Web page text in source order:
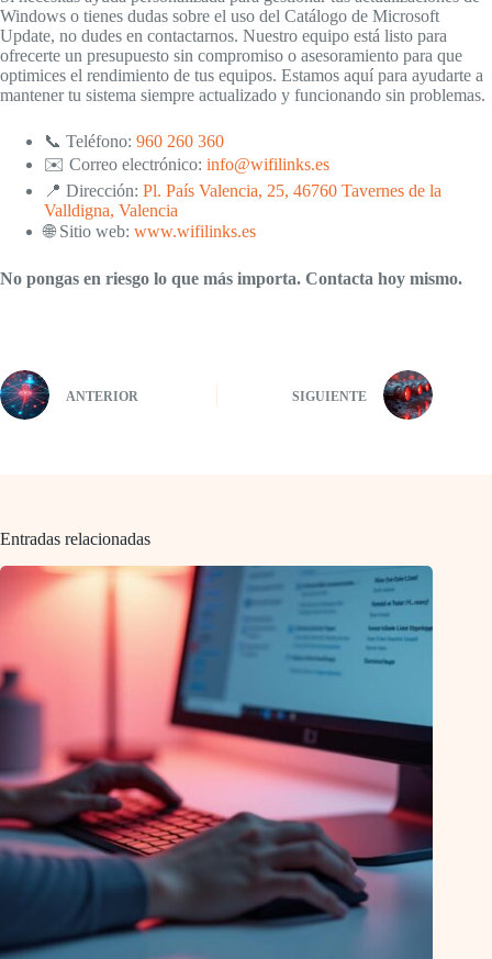
Windows o tienes dudas sobre el uso del Catálogo de Microsoft
Update, no dudes en contactarnos. Nuestro equipo está listo para
ofrecerte un presupuesto sin compromiso o asesoramiento para que
optimices el rendimiento de tus equipos. Estamos aquí para ayudarte a
mantener tu sistema siempre actualizado y funcionando sin problemas.
📞 Teléfono: 960 260 360
✉️ Correo electrónico: info@wifilinks.es
📍 Dirección: Pl. País Valencia, 25, 46760 Tavernes de la
Valldigna, Valencia
🌐 Sitio web: www.wifilinks.es
No pongas en riesgo lo que más importa. Contacta hoy mismo.
ANTERIOR SIGUIENTE
Entradas relacionadas